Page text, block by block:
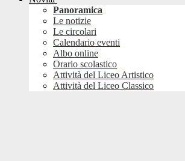
Panoramica
Le notizie
Le circolari
Calendario eventi
Albo online
Orario scolastico
Attività del Liceo Artistico
Attività del Liceo Classico